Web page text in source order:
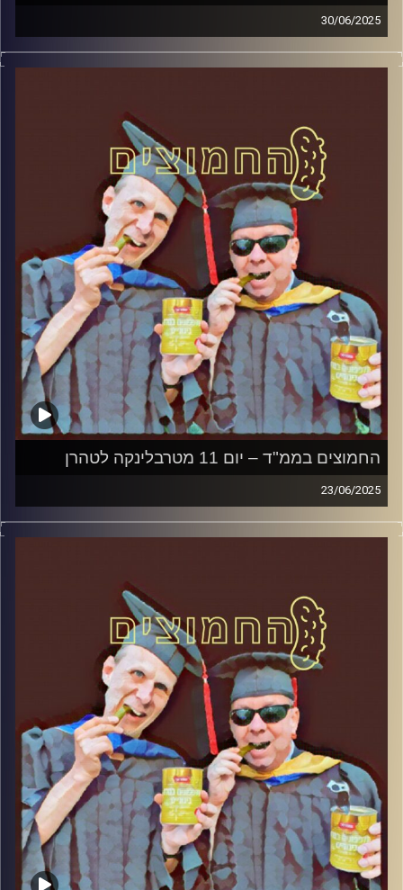
30/06/2025
המערכת הפוליטית על ספת הפסיכולוג, עם פרופסור בועז בן-
דוד ופרופסור גלעד הירשברגר
קרדיט תמונות:AudioVersity
החמוצים בממ"ד – יום 11 מטרבלינקה לטהרן
23/06/2025
המערכת הפוליטית על ספת הפסיכולוג, עם פרופסור בועז בן-
דוד ופרופסור גלעד הירשברגר
קרדיט תמונות:AudioVersity